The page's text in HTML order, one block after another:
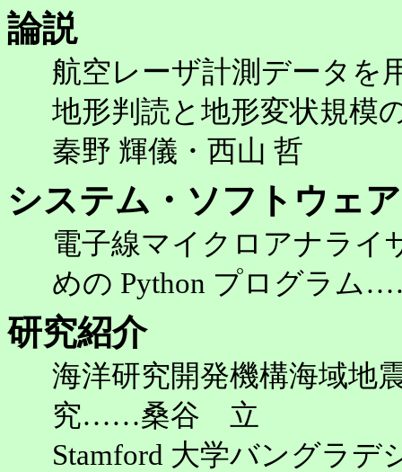
論説
航空レーザ計測データを
地形判読と地形変状規
秦野 輝儀・西山 哲
システム・ソフトウェ
電子線マイクロアナライ
めの Python プログラム
研究紹介
海洋研究開発機構海域地
究……桑谷 立
Stamford 大学バングラ